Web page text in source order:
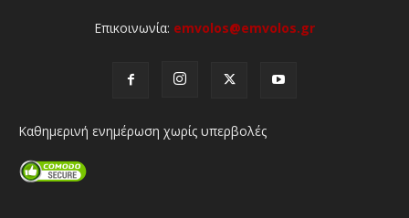
Επικοινωνία: emvolos@emvolos.gr
Καθημερινή ενημέρωση χωρίς υπερβολές